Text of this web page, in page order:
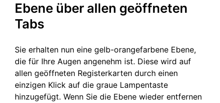
Ebene über allen geöffneten
Tabs
Sie erhalten nun eine gelb-orangefarbene Ebene,
die für Ihre Augen angenehm ist. Diese wird auf
allen geöffneten Registerkarten durch einen
einzigen Klick auf die graue Lampentaste
hinzugefügt. Wenn Sie die Ebene wieder entfernen